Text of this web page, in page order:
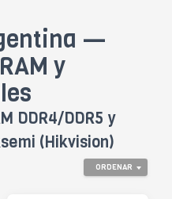
—
y
DDR4/DDR5 y
(Hikvision)
ORDENAR